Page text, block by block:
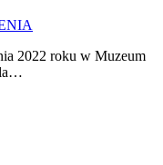
2022 roku w Muzeum